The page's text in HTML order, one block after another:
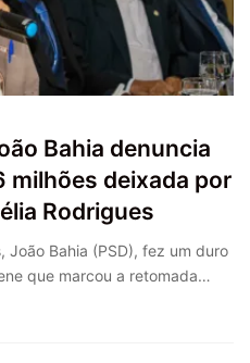
Bahia denuncia
milhões deixada por
Rodrigues
João Bahia (PSD), fez um duro
que marcou a retomada…